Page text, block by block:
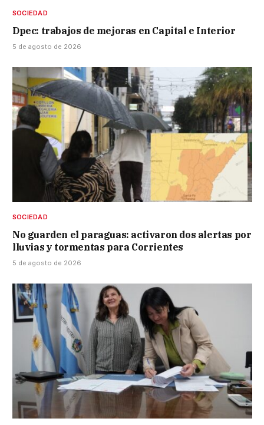
SOCIEDAD
Dpec: trabajos de mejoras en Capital e Interior
5 de agosto de 2026
SOCIEDAD
No guarden el paraguas: activaron dos alertas por
lluvias y tormentas para Corrientes
5 de agosto de 2026